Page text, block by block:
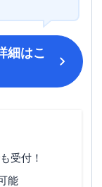
細はこ
受付！
能